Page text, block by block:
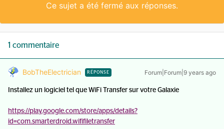
Ce sujet a été fermé aux réponses.
1 commentaire
BobTheElectrician RÉPONSE Forum|Forum|9 years ago
Installez un logiciel tel que WiFi Transfer sur votre Galaxie
https://play.google.com/store/apps/details?
id=com.smarterdroid.wififiletransfer